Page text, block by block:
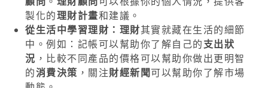
製化的理財計畫和建議。
從生活中學習理財： 理財其實就藏在生活的細節
中。例如：記帳可以幫助你了解自己的支出狀
況 ，比較不同產品的價格可以幫助你做出更明智
的消費決策 ，關注財經新聞可以幫助你了解市場